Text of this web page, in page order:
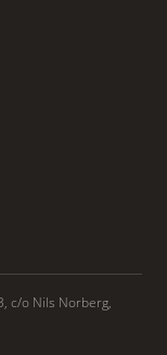
c/o Nils Norberg,